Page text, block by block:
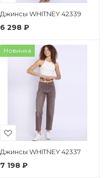
Джинсы WHITNEY 42339
6 298 ₽
Новинка
Джинсы WHITNEY 42337
7 198 ₽